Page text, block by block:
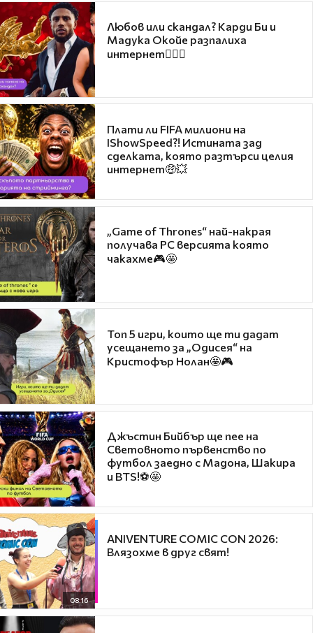
Любов или скандал? Карди Би и
Мадука Окойе разпалиха
интернет❤️‍🔥🔥
Плати ли FIFA милиони на
IShowSpeed?! Истината зад
сделката, която разтърси целия
интернет🤑💥
„Game of Thrones“ най-накрая
получава PC версията която
чакахме🎮🤩
Топ 5 игри, които ще ти дадат
усещането за „Одисея“ на
Кристофър Нолан🤩🎮
Джъстин Бийбър ще пее на
Световното първенство по
футбол заедно с Мадона, Шакира
и BTS!⚽🤩
08:16
ANIVENTURE COMIC CON 2026:
Влязохме в друг свят!